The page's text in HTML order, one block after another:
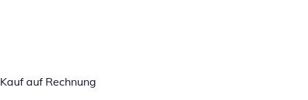
Kauf auf Rechnung